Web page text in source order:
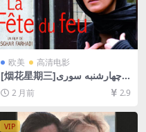
欧美 高清电影
[烟花星期三]چهارشنبه ‌سوری‎
(2006)[百度网盘+夸克网盘10
80P超清未删减资源][网盘在
文字幕]
2 月前 2.9
VIP